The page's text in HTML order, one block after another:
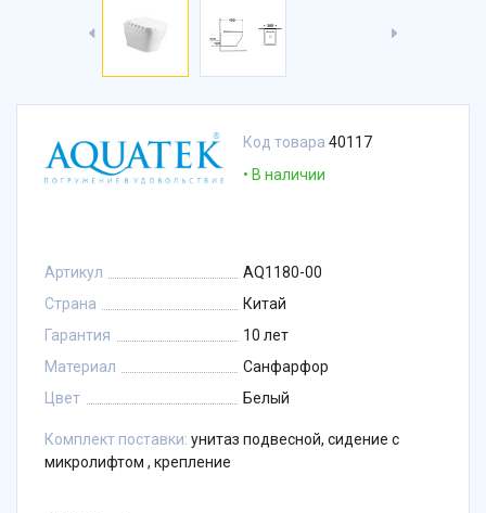
Код товара 40117
В наличии
Артикул
AQ1180-00
Страна
Китай
Гарантия
10 лет
Материал
Санфарфор
Цвет
Белый
Комплект поставки: унитаз подвесной, сидение с
микролифтом , крепление